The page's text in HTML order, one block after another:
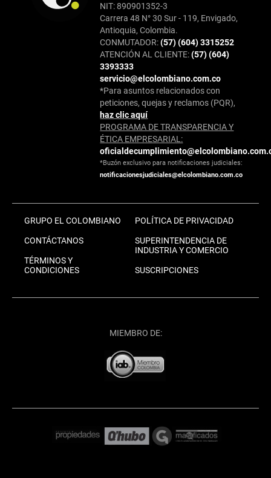
NIT: 890901352-3
Carrera 48 N° 30 Sur - 119, Envigado,
Antioquia, Colombia.
CONMUTADOR:(57) (604) 3315252
ATENCIÓN AL CLIENTE:(57) (604)
3393333
servicio@elcolombiano.com.co
*Para asuntos relacionados con
peticiones, quejas y reclamos (PQR),
haz clic aquí
PROGRAMA DE TRANSPARENCIA Y
ÉTICA EMPRESARIAL:
*Buzón exclusivo para notificaciones judiciales:
notificacionesjudiciales@elcolombiano.com.co
GRUPO EL COLOMBIANO
CONTÁCTANOS
TÉRMINOS Y
CONDICIONES
POLÍTICA DE PRIVACIDAD
SUPERINTENDENCIA DE
INDUSTRIA Y COMERCIO
SUSCRIPCIONES
MIEMBRO DE: